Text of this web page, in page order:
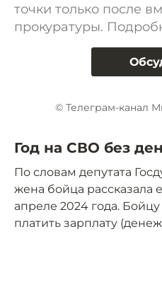
точки только после
прокуратуры.
© Телеграм-канал
Год на СВО без
По словам депутата
жена бойца рассказала
апреле 2024 года.
платить зарплату